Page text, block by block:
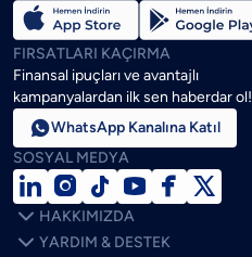
FIRSATLARI KAÇIRMA
Finansal ipuçları ve avantajlı
kampanyalardan ilk sen haberdar ol!
WhatsApp Kanalına Katıl
SOSYAL MEDYA
    

 HAKKIMIZDA
 YARDIM & DESTEK